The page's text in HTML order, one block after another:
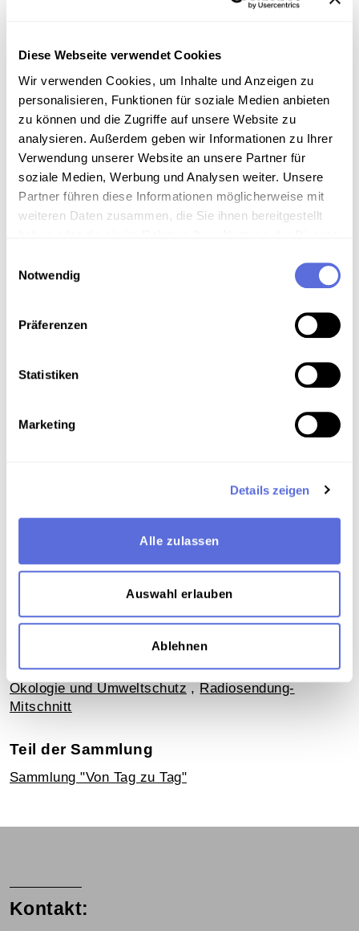
Diese Webseite verwendet Cookies
Wir verwenden Cookies, um Inhalte und Anzeigen zu
personalisieren, Funktionen für soziale Medien anbieten
zu können und die Zugriffe auf unsere Website zu
analysieren. Außerdem geben wir Informationen zu Ihrer
Verwendung unserer Website an unsere Partner für
soziale Medien, Werbung und Analysen weiter. Unsere
Partner führen diese Informationen möglicherweise mit
weiteren Daten zusammen, die Sie ihnen bereitgestellt
Notwendig
Präferenzen
Statistiken
Marketing
Details zeigen
Alle zulassen
Auswahl erlauben
Ablehnen
Inhalt
Der Meinungsforscher und Autor Ernst Gehmacher
spricht mit Wolfgang Kos über den österreichischen
Alpinisten Josef Kyselak, der durch das Hinterlassen
seines Namens an den Orten seiner Wanderungen
bekannt wurde und nun als großer Naturschützer
wiederentdeckt wird, und beantwortet Fragen von
Anrufer/innen.
Download
Verortung in der digitalen Sammlung
Natur,Literatur
Geschichtswissenschaft,Landschaft,Graphik,
Ökologie und Umweltschutz , Radiosendung-
Mitschnitt
Teil der Sammlung
Sammlung "Von Tag zu Tag"
Kontakt: